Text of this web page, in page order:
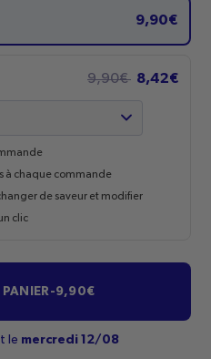
9,90€
9,90€ 8,42€
à chaque commande
de saveur et modifier
clic
-9,90€
le mercredi 12/08